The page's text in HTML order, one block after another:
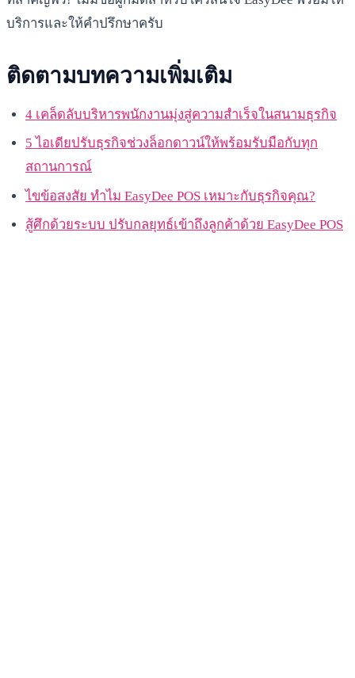
บริการและให้คำปรึกษาครับ
ติดตามบทความเพิ่มเติม
4 เคล็ดลับบริหารพนักงานมุ่งสู่ความสำเร็จในสนามธุรกิจ
5 ไอเดียปรับธุรกิจช่วงล็อกดาวน์ให้พร้อมรับมือกับทุก
สถานการณ์
ไขข้อสงสัย ทำไม EasyDee POS เหมาะกับธุรกิจคุณ?
สู้ศึกด้วยระบบ ปรับกลยุทธ์เข้าถึงลูกค้าด้วย EasyDee POS